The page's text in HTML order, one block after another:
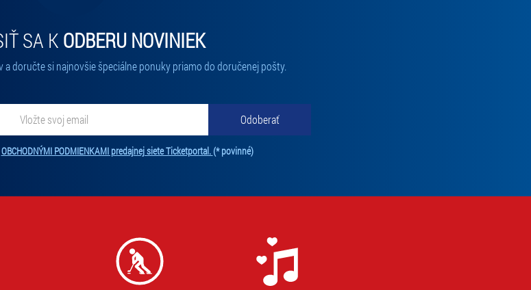
SA K ODBERU NOVINIEK
a doručte si najnovšie špeciálne ponuky priamo do doručenej pošty.
Odoberať
nebude zdieľaná s tretími stranami.
OBCHODNÝMI PODMIENKAMI predajnej siete Ticketportal. (* povinné)Tento súhlas je povinný na odber newslettra. Bez súhlasu nie je možné vás